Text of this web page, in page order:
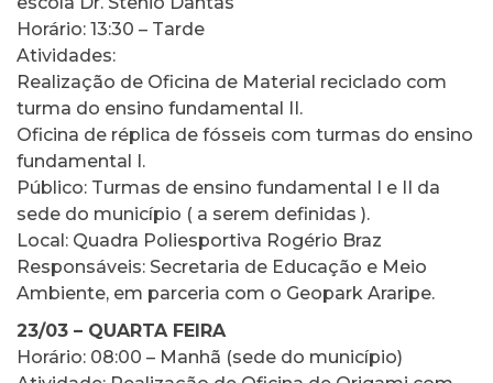
Horário: 13:30 – Tarde
Atividades:
Realização de Oficina de Material reciclado com
turma do ensino fundamental II.
Oficina de réplica de fósseis com turmas do ensino
fundamental I.
Público: Turmas de ensino fundamental I e II da
sede do município ( a serem definidas ).
Local: Quadra Poliesportiva Rogério Braz
Responsáveis: Secretaria de Educação e Meio
Ambiente, em parceria com o Geopark Araripe.
23/03 – QUARTA FEIRA
Horário: 08:00 – Manhã (sede do município)